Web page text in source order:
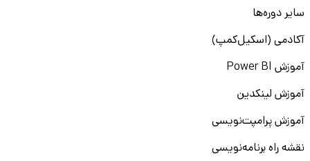
سایر دوره‌ها
آکادمی (اسکیل‌کمپ)
آموزش Power BI
آموزش لینکدین
آموزش پرامپت‌نویسی
نقشه راه برنامه‌نویسی